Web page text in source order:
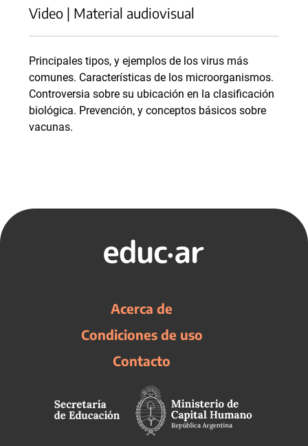
Video | Material audiovisual
Principales tipos, y ejemplos de los virus más
comunes. Características de los microorganismos.
Controversia sobre su ubicación en la clasificación
biológica. Prevención, y conceptos básicos sobre
vacunas.
Acerca de
Condiciones de uso
Contacto